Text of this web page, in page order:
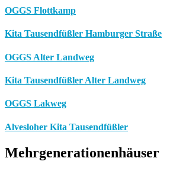
OGGS Flottkamp
Kita Tausendfüßler Hamburger Straße
OGGS Alter Landweg
Kita Tausendfüßler Alter Landweg
OGGS Lakweg
Alvesloher Kita Tausendfüßler
Mehrgenerationenhäuser